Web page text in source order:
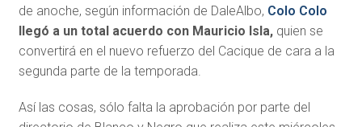
de anoche, según información de DaleAlbo, Colo Colo
llegó a un total acuerdo con Mauricio Isla,quien se
convertirá en el nuevo refuerzo del Cacique de cara a la
segunda parte de la temporada.
Así las cosas, sólo falta la aprobación por parte del